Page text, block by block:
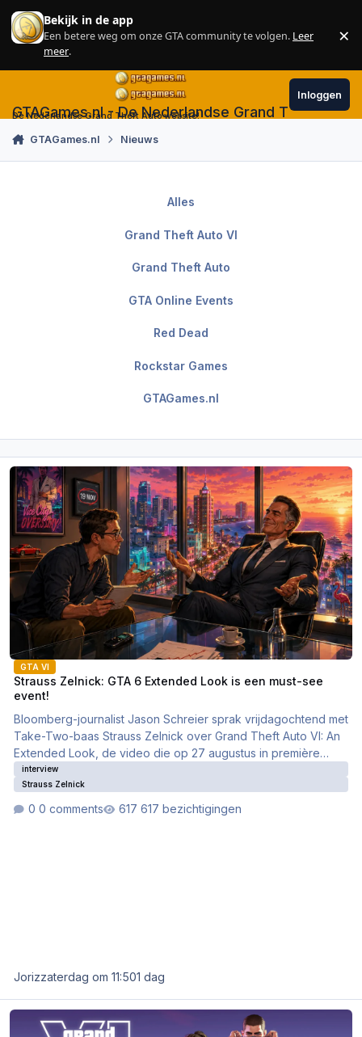
Skip to content
Bekijk in de app
Een betere weg om onze GTA community te volgen. Leer
meer.
×
GTAGames.nl - De Nederlandse Grand Theft Auto
De Nederlandse Grand Theft Auto website!
Inloggen
GTAGames.nl Nieuws
Alles
Grand Theft Auto VI
Grand Theft Auto
GTA Online Events
Red Dead
Rockstar Games
GTAGames.nl
Strauss Zelnick: GTA 6 Extended Look is een must-see event!
GTA VI
Strauss Zelnick: GTA 6 Extended Look is een must-see
event!
Bloomberg-journalist Jason Schreier sprak vrijdagochtend met
Take-Two-baas Strauss Zelnick over Grand Theft Auto VI: An
Extended Look, de video die op 27 augustus in première
gaat. Schreier verwacht dat we eindelijk stevige gameplay te
zien krijgen. Zelnick zelf noemt het een "must-see event",
maar gaat weinig in op details.
interview
Strauss Zelnick
0 comments 617 bezichtigingen
Jorizzaterdag om 11:501 dag
Grand Theft Auto VI: An Extended Look verschijnt op 27 augustus